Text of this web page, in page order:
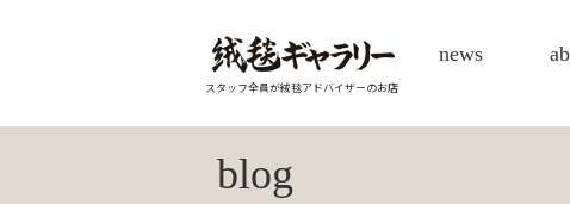
スタッフ全員が絨毯アドバイザーのお店
news
blog